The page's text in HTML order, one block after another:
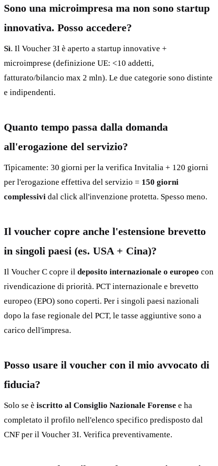
Sono una microimpresa ma non sono startup
innovativa. Posso accedere?
Sì. Il Voucher 3I è aperto a startup innovative +
microimprese (definizione UE: <10 addetti,
fatturato/bilancio max 2 mln). Le due categorie sono distinte
e indipendenti.
Quanto tempo passa dalla domanda
all'erogazione del servizio?
Tipicamente: 30 giorni per la verifica Invitalia + 120 giorni
per l'erogazione effettiva del servizio = 150 giorni
complessivi dal click all'invenzione protetta. Spesso meno.
Il voucher copre anche l'estensione brevetto
in singoli paesi (es. USA + Cina)?
Il Voucher C copre il deposito internazionale o europeo con
rivendicazione di priorità. PCT internazionale e brevetto
europeo (EPO) sono coperti. Per i singoli paesi nazionali
dopo la fase regionale del PCT, le tasse aggiuntive sono a
carico dell'impresa.
Posso usare il voucher con il mio avvocato di
fiducia?
Solo se è iscritto al Consiglio Nazionale Forense e ha
completato il profilo nell'elenco specifico predisposto dal
CNF per il Voucher 3I. Verifica preventivamente.